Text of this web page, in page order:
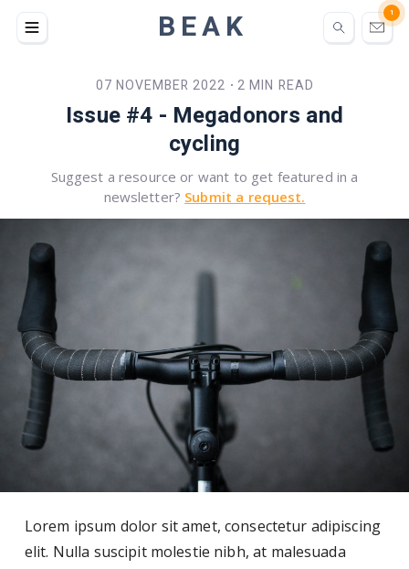
BEAK 1
07 NOVEMBER 2022 • 2 MIN READ
Issue #4 - Megadonors and
cycling
Suggest a resource or want to get featured in a
newsletter? Submit a request.
Lorem ipsum dolor sit amet, consectetur adipiscing
elit. Nulla suscipit molestie nibh, at malesuada